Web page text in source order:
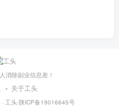
消除副业信息差！
关于工头
工头·陕ICP备19016645号